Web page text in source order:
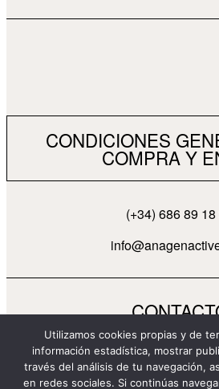
CONDICIONES
COMPRA Y
(+34) 686 89 18
Utilizamos cookies propias y de
información estadística, mostrar
través del análisis de tu navegación,
en redes sociales. Si continúas